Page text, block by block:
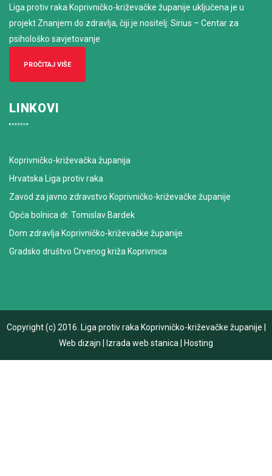
Liga protiv raka Koprivničko-križevačke županije uključena je u
projekt Znanjem do zdravlja, čiji je nositelj: Sirius – Centar za
psihološko savjetovanje
PROČITAJ VIŠE
LINKOVI
Koprivničko-križevačka županija
Hrvatska Liga protiv raka
Zavod za javno zdravstvo Koprivničko-križevačke županije
Opća bolnica dr. Tomislav Bardek
Dom zdravlja Koprivničko-križevačke županije
Gradsko društvo Crvenog križa Koprivnica
Copyright (c) 2016. Liga protiv raka Koprivničko-križevačke županije
Web dizajn
Izrada web stanica Hosting